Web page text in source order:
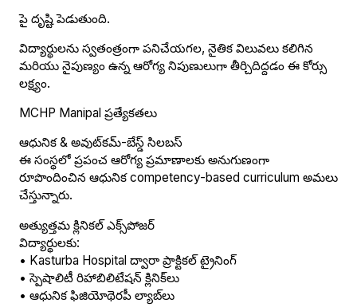
పై దృష్టి పెడుతుంది.
విద్యార్థులను స్వతంత్రంగా పనిచేయగల, నైతిక విలువలు కలిగిన
మరియు నైపుణ్యం ఉన్న ఆరోగ్య నిపుణులుగా తీర్చిదిద్దడం ఈ కోర్సు
లక్ష్యం.
MCHP Manipal ప్రత్యేకతలు
ఆధునిక & అవుట్‌కమ్-బేస్డ్ సిలబస్
ఈ సంస్థలో ప్రపంచ ఆరోగ్య ప్రమాణాలకు అనుగుణంగా
రూపొందించిన ఆధునిక competency-based curriculum అమలు
చేస్తున్నారు.
అత్యుత్తమ క్లినికల్ ఎక్స్‌పోజర్
విద్యార్థులకు:
• Kasturba Hospital ద్వారా ప్రాక్టికల్ ట్రైనింగ్
• స్పెషాలిటీ రిహాబిలిటేషన్ క్లినిక్‌లు
• ఆధునిక ఫిజియోథెరపీ ల్యాబ్‌లు